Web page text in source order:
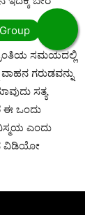
ಸಮಯದಲ್ಲಿ
ಗರುಡವನ್ನು
ಸತ್ಯ
ಈ ಒಂದು
ವಿಸ್ಮಯ ಎಂದು
ವಿಡಿಯೋ